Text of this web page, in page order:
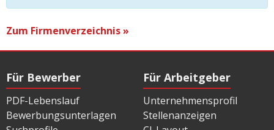
Zum Firmenverzeichnis »
Für Bewerber
PDF-Lebenslauf
Bewerbungsunterlagen
Für Arbeitgeber
Unternehmensprofil
Stellenanzeigen